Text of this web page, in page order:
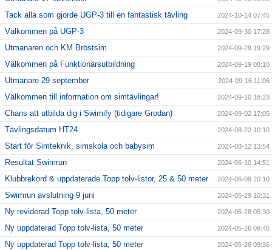
Tack alla som gjorde UGP-3 till en fantastisk tävling 2024-10-14 07:45
Välkommen på UGP-3 2024-09-30 17:28
Utmanaren och KM Bröstsim 2024-09-29 19:29
Välkommen på Funktionärsutbildning 2024-09-19 08:10
Utmanare 29 september 2024-09-16 11:06
Välkommen till information om simtävlingar! 2024-09-10 18:23
Chans att utbilda dig i Swimify (tidigare Grodan) 2024-09-02 17:05
Tävlingsdatum HT24 2024-08-22 10:10
Start för Simteknik, simskola och babysim 2024-08-12 13:54
Resultat Swimrun 2024-06-10 14:51
Klubbrekord & uppdaterade Topp tolv-listor, 25 & 50 meter 2024-06-09 20:10
Swimrun avslutning 9 juni 2024-05-29 10:31
Ny reviderad Topp tolv-lista, 50 meter 2024-05-28 05:30
Ny uppdaterad Topp tolv-lista, 50 meter 2024-05-26 09:46
Ny uppdaterad Topp tolv-lista, 50 meter 2024-05-26 09:36